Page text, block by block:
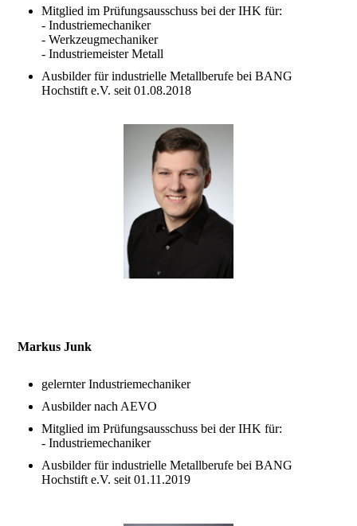
Mitglied im Prüfungsausschuss bei der IHK für:
- Industriemechaniker
- Werkzeugmechaniker
- Industriemeister Metall
Ausbilder für industrielle Metallberufe bei BANG
Hochstift e.V. seit 01.08.2018
Markus Junk
gelernter Industriemechaniker
Ausbilder nach AEVO
Mitglied im Prüfungsausschuss bei der IHK für:
- Industriemechaniker
Ausbilder für industrielle Metallberufe bei BANG
Hochstift e.V. seit 01.11.2019